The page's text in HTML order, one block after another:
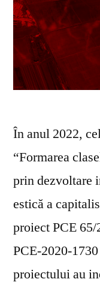
În anul 2022,
“Formarea
prin dezvoltare
estică a
proiect PCE
PCE-2020-
proiectului au